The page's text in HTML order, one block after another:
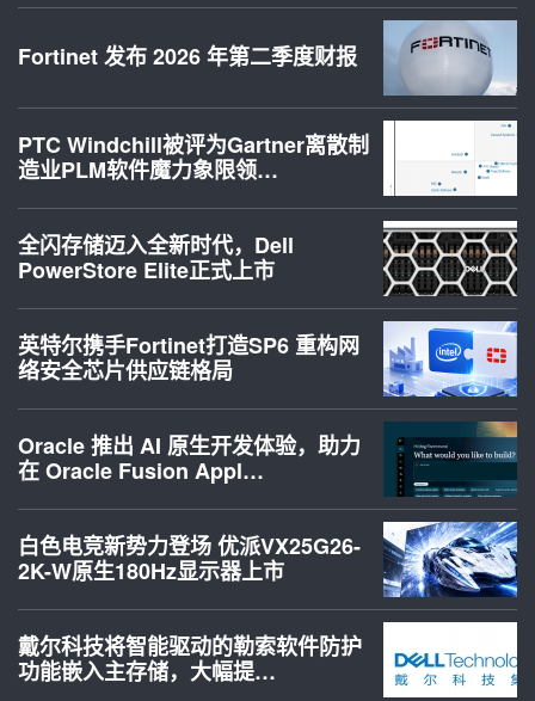
Fortinet 发布 2026 年第二季度财报
PTC Windchill被评为Gartner离散制
造业PLM软件魔力象限领…
全闪存储迈入全新时代，Dell
PowerStore Elite正式上市
英特尔携手Fortinet打造SP6 重构网
络安全芯片供应链格局
Oracle 推出 AI 原生开发体验，助力
在 Oracle Fusion Appl…
白色电竞新势力登场 优派VX25G26-
2K-W原生180Hz显示器上市
戴尔科技将智能驱动的勒索软件防护
功能嵌入主存储，大幅提…